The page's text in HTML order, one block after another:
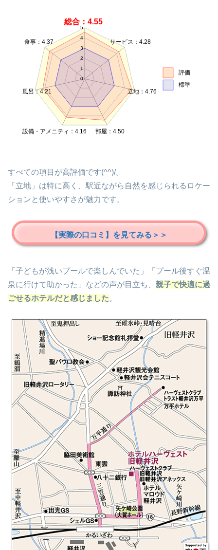
0
1
2
3
4
5
総合：4.55
サービス：4.28
立地：4.76
部屋：4.50
設備・アメニティ：4.16
風呂：4.21
食事：4.37
評価
標準
すべての項目が高評価です(^^)/。
「立地」は特に高く、駅近ながら自然を感じられるロケー
ションと使いやすさが魅力です。
【実際の口コミ】を見てみる＞＞
「子どもが浅いプールで楽しんでいた」「プール後すぐ温
泉に行けて助かった」などの声が目立ち、 親子で快適に過
ごせるホテルだと感じました。